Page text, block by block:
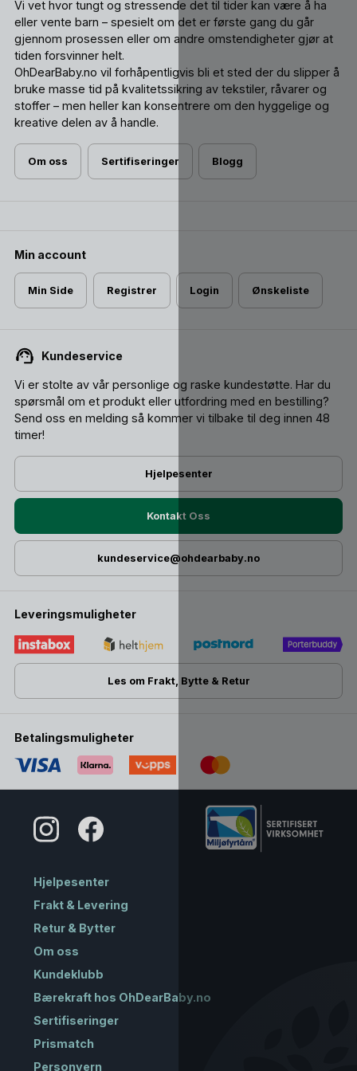
Vi vet hvor tungt og stressende det til tider kan være å ha
eller vente barn – spesielt om det er første gang du går
gjennom prosessen eller om andre omstendigheter gjør at
tiden forsvinner helt.
OhDearBaby.no vil forhåpentligvis bli et sted der du slipper å
bruke masse tid på kvalitetssikring av tekstiler, råvarer og
stoffer – men heller kan konsentrere om den hyggelige og
kreative delen av å handle.
Om oss Sertifiseringer Blogg
Min account
Min Side Registrer Login Ønskeliste
Kundeservice
Vi er stolte av vår personlige og raske kundestøtte. Har du
spørsmål om et produkt eller utfordring med en bestilling?
Send oss ​​en melding så kommer vi tilbake til deg innen 48
timer!
Hjelpesenter
Kontakt Oss
kundeservice@ohdearbaby.no
Leveringsmuligheter
Les om Frakt, Bytte & Retur
Betalingsmuligheter
Hjelpesenter
Frakt & Levering
Retur & Bytter
Om oss
Kundeklubb
Bærekraft hos OhDearBaby.no
Sertifiseringer
Prismatch
Personvern